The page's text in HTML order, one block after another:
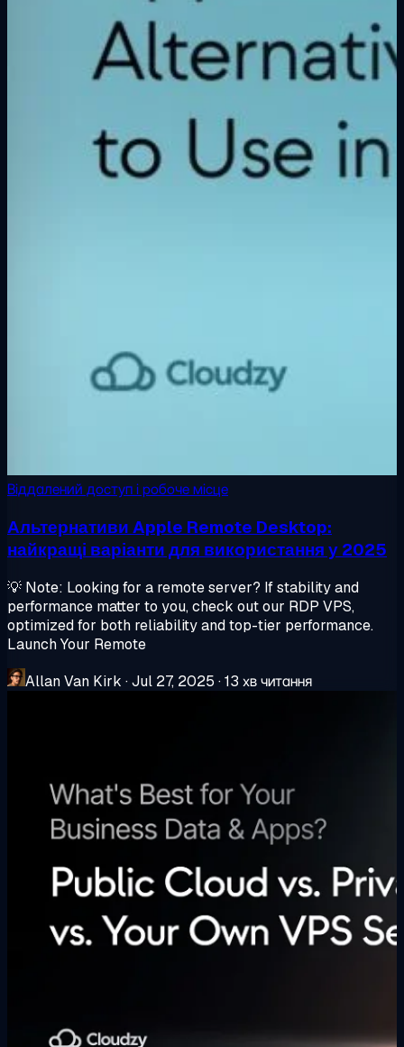
Віддалений доступ і робоче місце
Альтернативи Apple Remote Desktop:
найкращі варіанти для використання у 2025
💡 Note: Looking for a remote server? If stability and
performance matter to you, check out our RDP VPS,
optimized for both reliability and top-tier performance.
Launch Your Remote
Allan Van Kirk ·Jul 27, 2025 ·13 хв читання